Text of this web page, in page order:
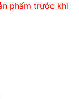
phẩm trước khi